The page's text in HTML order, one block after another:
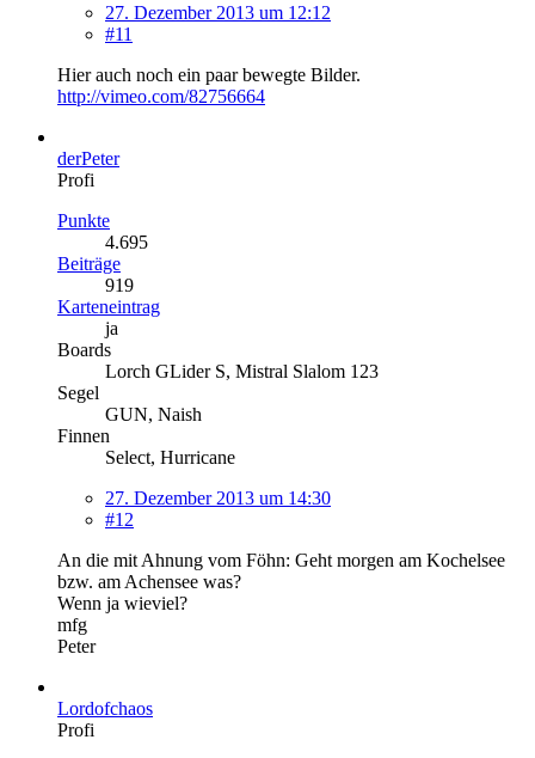
27. Dezember 2013 um 12:12
#11
Hier auch noch ein paar bewegte Bilder.
http://vimeo.com/82756664
derPeter
Profi
Punkte
4.695
Beiträge
919
Karteneintrag
ja
Boards
Lorch GLider S, Mistral Slalom 123
Segel
GUN, Naish
Finnen
Select, Hurricane
27. Dezember 2013 um 14:30
#12
An die mit Ahnung vom Föhn: Geht morgen am Kochelsee
bzw. am Achensee was?
Wenn ja wieviel?
mfg
Peter
Lordofchaos
Profi